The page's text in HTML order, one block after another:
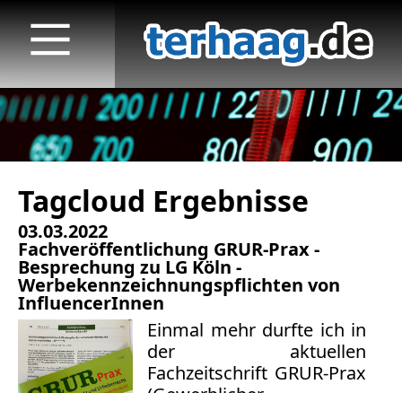
Tagcloud Ergebnisse
03.03.2022
Fachveröffentlichung GRUR-Prax -
Besprechung zu LG Köln -
Werbekennzeichnungspflichten von
InfluencerInnen
Einmal mehr durfte ich in
der aktuellen
Fachzeitschrift GRUR-Prax
Startseite
Veröffentlichungen
TV
Radio
print & online